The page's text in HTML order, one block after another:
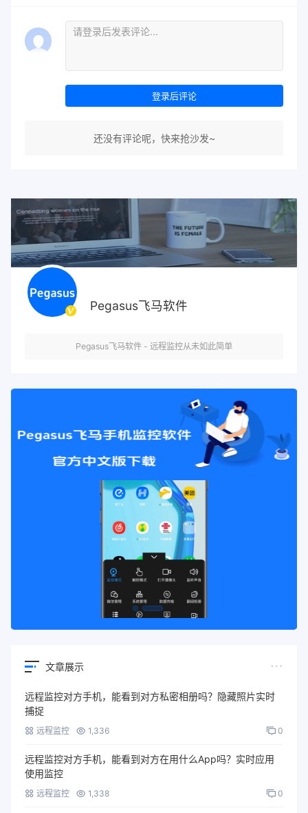
登录后评论
还没有评论呢，快来抢沙发~
Pegasus飞马软件
Pegasus飞马软件 - 远程监控从未如此简单
文章展示
远程监控对方手机，能看到对方私密相册吗？隐藏照片实时
捕捉
远程监控 1,336 0
远程监控对方手机，能看到对方在用什么App吗？实时应用
使用监控
远程监控 1,338 0